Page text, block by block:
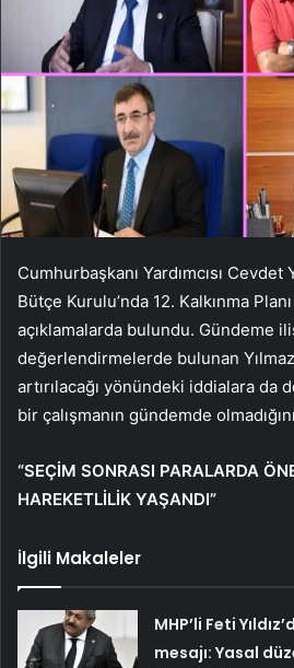
Cumhurbaşkanı Yardımcısı Cevdet
Bütçe Kurulu’nda 12. Kalkınma
açıklamalarda bulundu. Gündeme
değerlendirmelerde bulunan
artırılacağı yönündeki iddialara da
bir çalışmanın gündemde
“SEÇİM SONRASI PARALARDA
HAREKETLİLİK YAŞANDI”
İlgili Makaleler
MHP’li Feti
mesajı: Yasal